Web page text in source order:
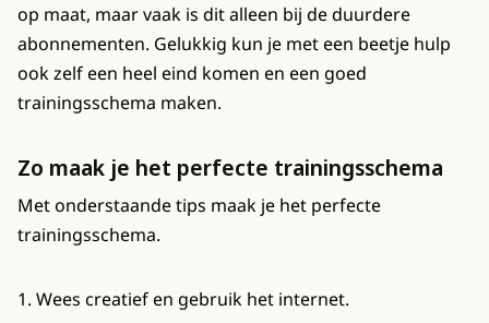
op maat, maar vaak is dit alleen bij de duurdere
abonnementen. Gelukkig kun je met een beetje hulp
ook zelf een heel eind komen en een goed
trainingsschema maken.
Zo maak je het perfecte trainingsschema
Met onderstaande tips maak je het perfecte
trainingsschema.
1. Wees creatief en gebruik het internet.